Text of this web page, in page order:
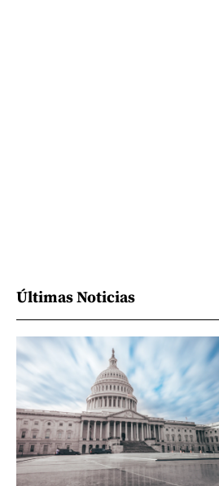
Últimas Noticias